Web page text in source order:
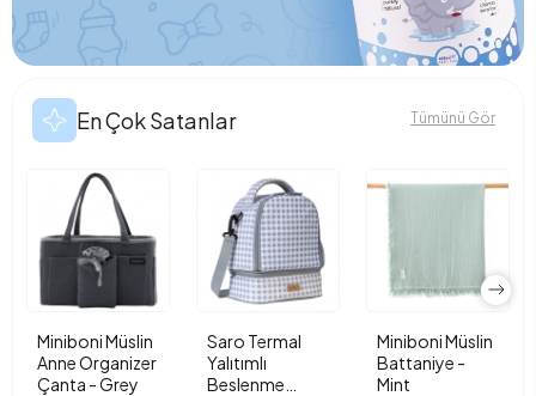
En Çok Satanlar Tümünü Gör
Miniboni Müslin
Anne Organizer
Çanta - Grey
Saro Termal
Yalıtımlı
Beslenme
Miniboni Müslin
Battaniye -
Mint